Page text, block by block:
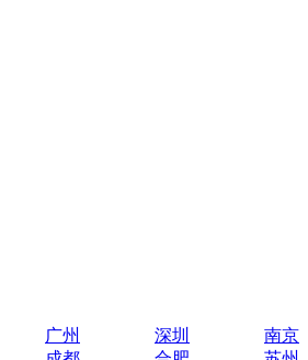
广州 深圳
南京